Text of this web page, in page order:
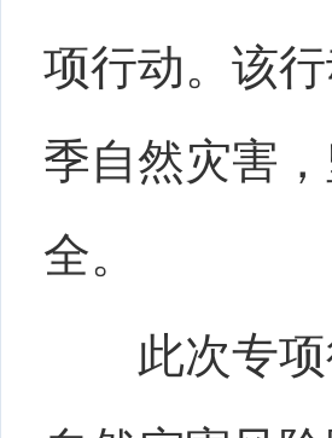
项行动。该
季自然灾害
全。
此次专